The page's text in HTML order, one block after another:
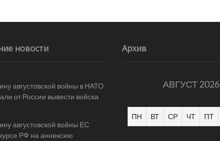
новости
августовской войны в НАТО
от России вывести войска
августовской войны ЕС
РФ на аннексию
Архив
АВГУСТ 2026
ПН ВТ СР ЧТ ПТ